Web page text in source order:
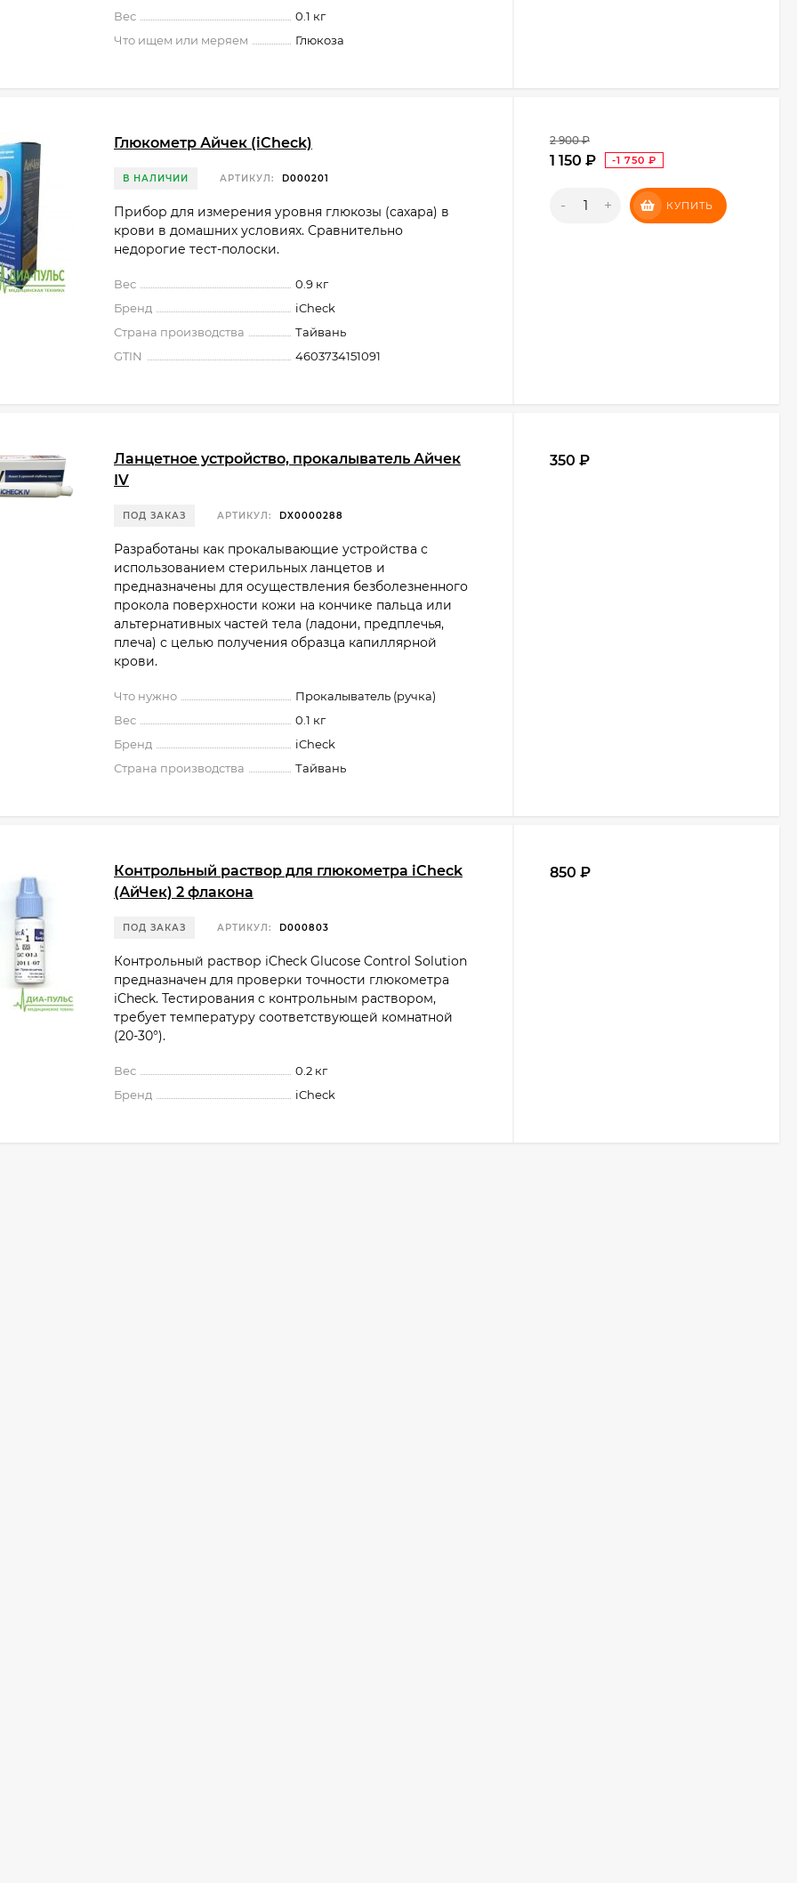
Вес
0.1 кг
Что ищем или меряем
Глюкоза
Глюкометр Айчек (iCheck)
В НАЛИЧИИ АРТИКУЛ: D000201
Прибор для измерения уровня глюкозы (сахара) в
крови в домашних условиях. Сравнительно
недорогие тест-полоски.
Вес
0.9 кг
Бренд
iCheck
Страна производства
Тайвань
GTIN
4603734151091
2 900₽
1 150 ₽ -1 750 ₽
- + КУПИТЬ
Ланцетное устройство, прокалыватель Айчек
IV
ПОД ЗАКАЗ АРТИКУЛ: DX0000288
Разработаны как прокалывающие устройства с
использованием стерильных ланцетов и
предназначены для осуществления безболезненного
прокола поверхности кожи на кончике пальца или
альтернативных частей тела (ладони, предплечья,
плеча) с целью получения образца капиллярной
крови.
Что нужно
Прокалыватель (ручка)
Вес
0.1 кг
Бренд
iCheck
Страна производства
Тайвань
350 ₽
Контрольный раствор для глюкометра iCheck
(АйЧек) 2 флакона
ПОД ЗАКАЗ АРТИКУЛ: D000803
Контрольный раствор iCheck Glucose Control Solution
предназначен для проверки точности глюкометра
iCheck. Тестирования с контрольным раствором,
требует температуру соответствующей комнатной
(20-30°).
Вес
0.2 кг
Бренд
iCheck
850 ₽